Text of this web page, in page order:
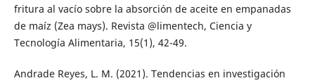
fritura al vacío sobre la absorción de aceite en empanadas
de maíz (Zea mays). Revista @limentech, Ciencia y
Tecnología Alimentaria, 15(1), 42-49.
Andrade Reyes, L. M. (2021). Tendencias en investigación